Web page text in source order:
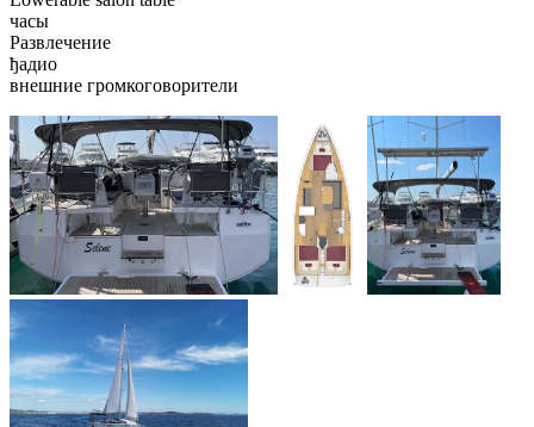
часы
Развлечение
ђадио
внешние громкоговорители